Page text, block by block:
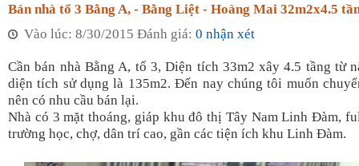
Bán nhà tổ 3 Bằng A, - Bằng Liệt - Hoàng Mai 32m2x4.5
Vào lúc: 8/30/2015 Đánh giá: 0 nhận xét
Cần bán nhà Bằng A, tổ 3, Diện tích 33m2 xây 4.5 tầng từ
diện tích sử dụng là 135m2. Đến nay chúng tôi muốn
nên có nhu cầu bán lại.
Nhà có 3 mặt thoáng, giáp khu đô thị Tây Nam Linh Đàm,
trường học, chợ, dân trí cao, gần các tiện ích khu Linh Đàm.